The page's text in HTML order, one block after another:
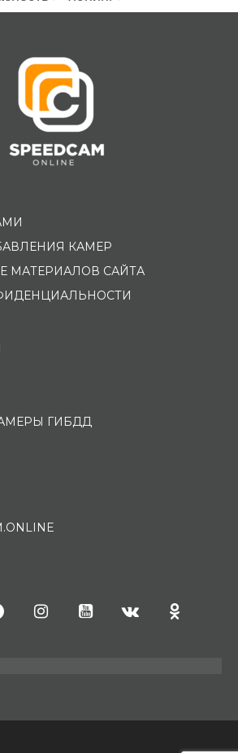
водителю
КАМЕР
МАТЕРИАЛОВ САЙТА
ГИБДД